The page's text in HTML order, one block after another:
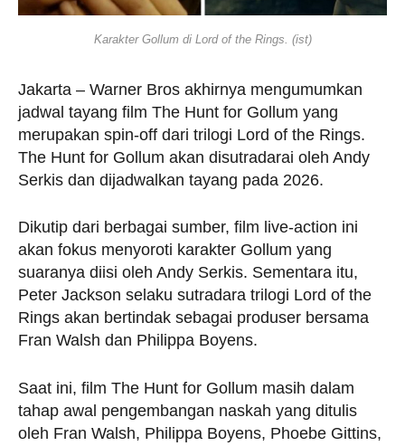
Karakter Gollum di Lord of the Rings. (ist)
Jakarta – Warner Bros akhirnya mengumumkan
jadwal tayang film The Hunt for Gollum yang
merupakan spin-off dari trilogi Lord of the Rings.
The Hunt for Gollum akan disutradarai oleh Andy
Serkis dan dijadwalkan tayang pada 2026.
Dikutip dari berbagai sumber, film live-action ini
akan fokus menyoroti karakter Gollum yang
suaranya diisi oleh Andy Serkis. Sementara itu,
Peter Jackson selaku sutradara trilogi Lord of the
Rings akan bertindak sebagai produser bersama
Fran Walsh dan Philippa Boyens.
Saat ini, film The Hunt for Gollum masih dalam
tahap awal pengembangan naskah yang ditulis
oleh Fran Walsh, Philippa Boyens, Phoebe Gittins,